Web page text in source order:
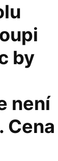
by
není
Cena